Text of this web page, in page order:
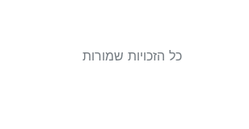
כל הזכויות שמורות